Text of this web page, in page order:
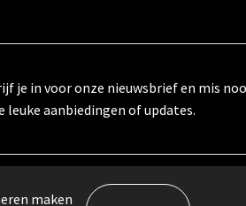
je in voor onze nieuwsbrief en mis
leuke aanbiedingen of updates.
maken